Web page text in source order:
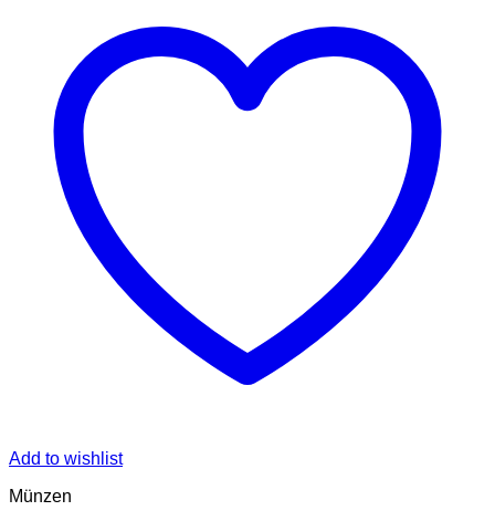
Add to wishlist
Münzen